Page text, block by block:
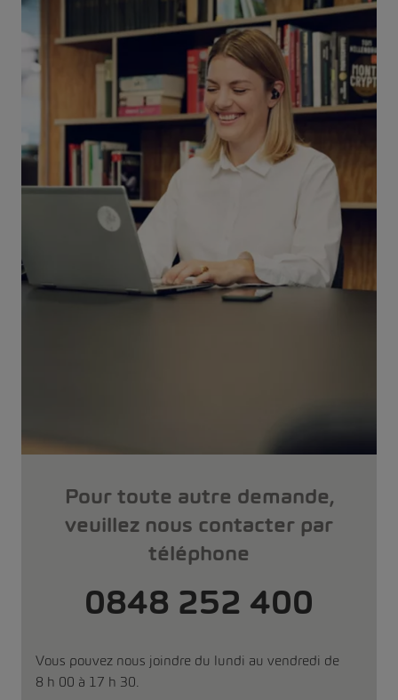
Pour toute autre demande,
veuillez nous contacter par
téléphone
0848 252 400
Vous pouvez nous joindre du lundi au vendredi de
8 h 00 à 17 h 30.